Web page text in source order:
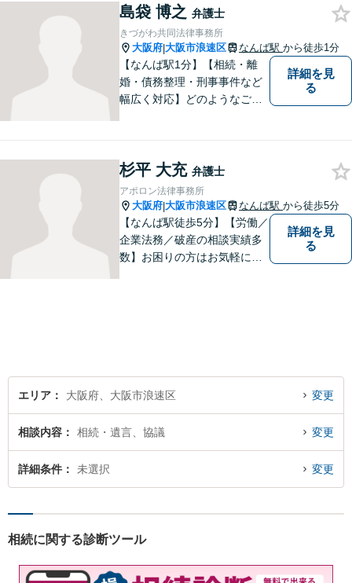
え、丁寧にサポートしてまい
ります。
島袋 博之 弁護士
きづがわ共同法律事務所
大阪府|大阪市浪速区 なんば駅 から徒歩1分
【なんば駅1分】【相続・離
婚・債務整理・刑事事件など
幅広く対応】どのようなご相
けています。一緒に解決への
道筋を考えてまいります。
詳細を見
る
杉平 大充 弁護士
アポロン法律事務所
大阪府|大阪市浪速区 なんば駅 から徒歩5分
【なんば駅徒歩5分】【労働／
企業法務／破産の相談実績多
数】お困りの方はお気軽にご
詳細を見
る
エリア 大阪府、大阪市浪速区 変更
相談内容 相続・遺言、協議 変更
詳細条件 未選択 変更
相続に関する診断ツール